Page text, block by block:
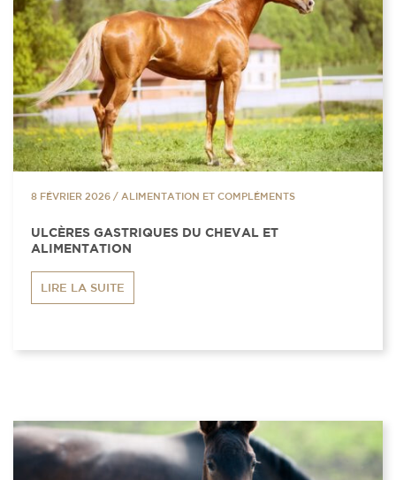
8 FÉVRIER 2026 / ALIMENTATION ET COMPLÉMENTS
ULCÈRES GASTRIQUES DU CHEVAL ET
ALIMENTATION
LIRE LA SUITE